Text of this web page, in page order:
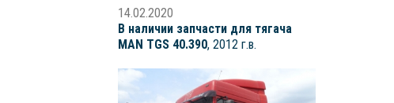
14.02.2020
В наличии запчасти для тягача
MAN TGS 40.390, 2012 г.в.